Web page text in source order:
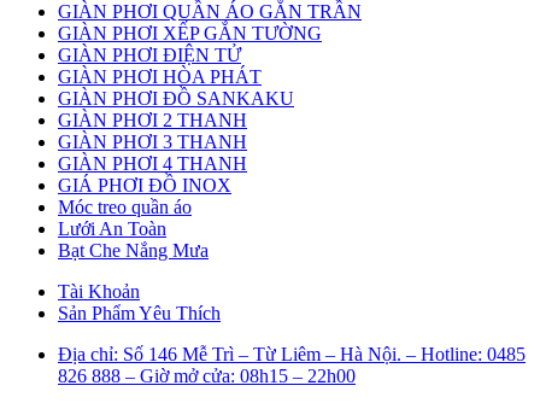
GIÀN PHƠI QUẦN ÁO GẮN TRẦN
GIÀN PHƠI XẾP GẮN TƯỜNG
GIÀN PHƠI ĐIỆN TỬ
GIÀN PHƠI HÒA PHÁT
GIÀN PHƠI ĐỒ SANKAKU
GIÀN PHƠI 2 THANH
GIÀN PHƠI 3 THANH
GIÀN PHƠI 4 THANH
GIÁ PHƠI ĐỒ INOX
Móc treo quần áo
Lưới An Toàn
Bạt Che Nắng Mưa
Tài Khoản
Sản Phẩm Yêu Thích
Địa chỉ: Số 146 Mễ Trì – Từ Liêm – Hà Nội. – Hotline: 0485
826 888 – Giờ mở cửa: 08h15 – 22h00